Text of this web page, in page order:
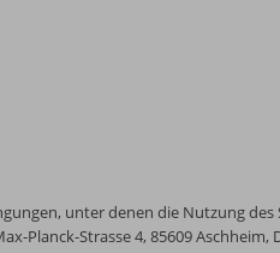
unter denen die Nutzung
Planck-Strasse 4, 85609